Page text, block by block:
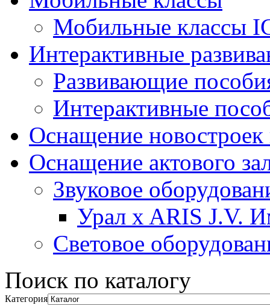
Мобильные классы
Интерактивные
Развивающие
Интерактивные
Оснащение новостроек
Оснащение актового
Звуковое
Урал x ARIS J.V.
Световое
Поиск по каталогу
Категория